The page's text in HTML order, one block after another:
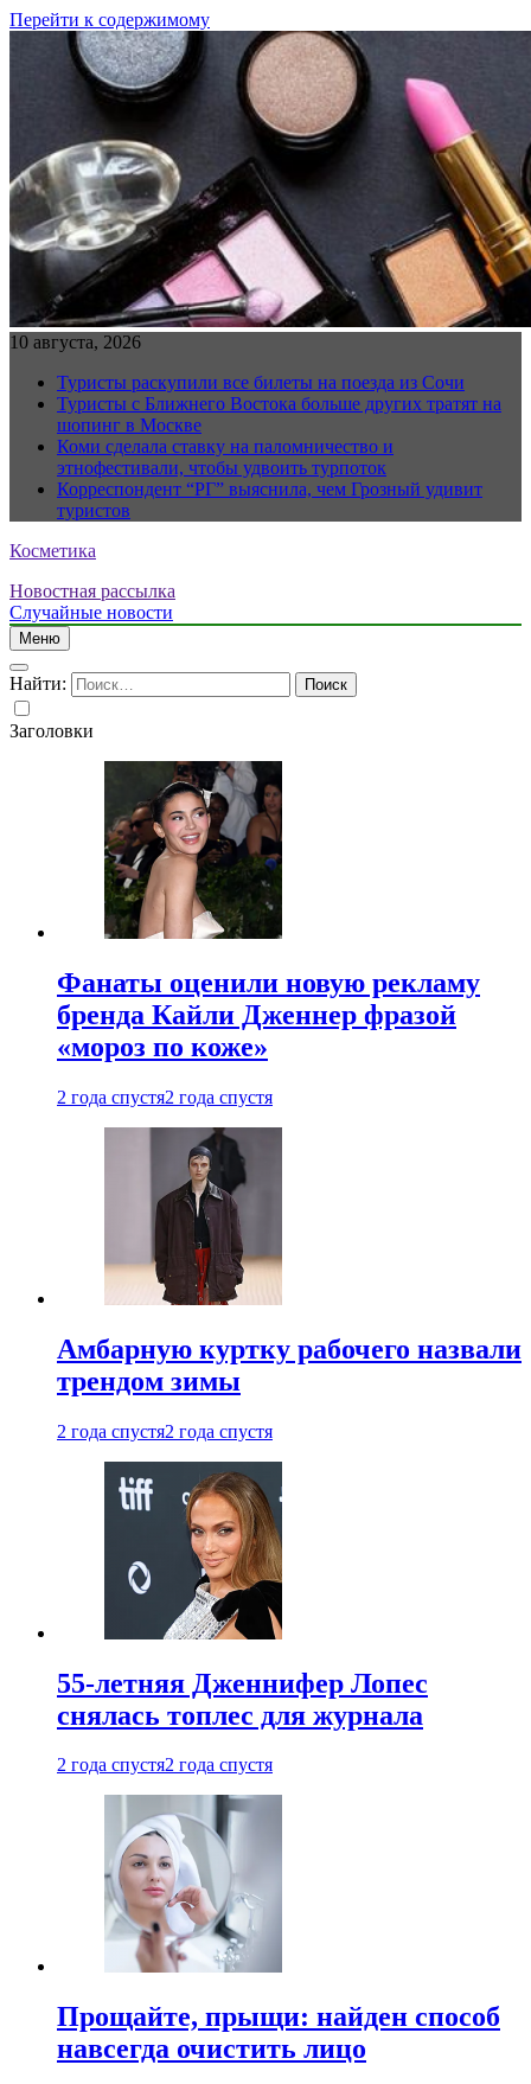
Перейти к содержимому
10 августа, 2026
Туристы раскупили все билеты на поезда из Сочи
Туристы с Ближнего Востока больше других тратят на
шопинг в Москве
Коми сделала ставку на паломничество и
этнофестивали, чтобы удвоить турпоток
Корреспондент “РГ” выяснила, чем Грозный удивит
туристов
Косметика
Новостная рассылка
Случайные новости
Меню
Найти:
Заголовки
Фанаты оценили новую рекламу
бренда Кайли Дженнер фразой
«мороз по коже»
2 года спустя2 года спустя
Амбарную куртку рабочего назвали
трендом зимы
2 года спустя2 года спустя
55-летняя Дженнифер Лопес
снялась топлес для журнала
2 года спустя2 года спустя
Прощайте, прыщи: найден способ
навсегда очистить лицо